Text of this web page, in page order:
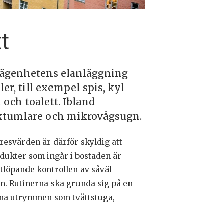
elanläggning
till exempel spis, kyl
toalett. Ibland
och mikrovågsugn.
är därför skyldig att
som ingår i bostaden är
kontrollen av såväl
Rutinerna ska grunda sig på en
utrymmen som tvättstuga,